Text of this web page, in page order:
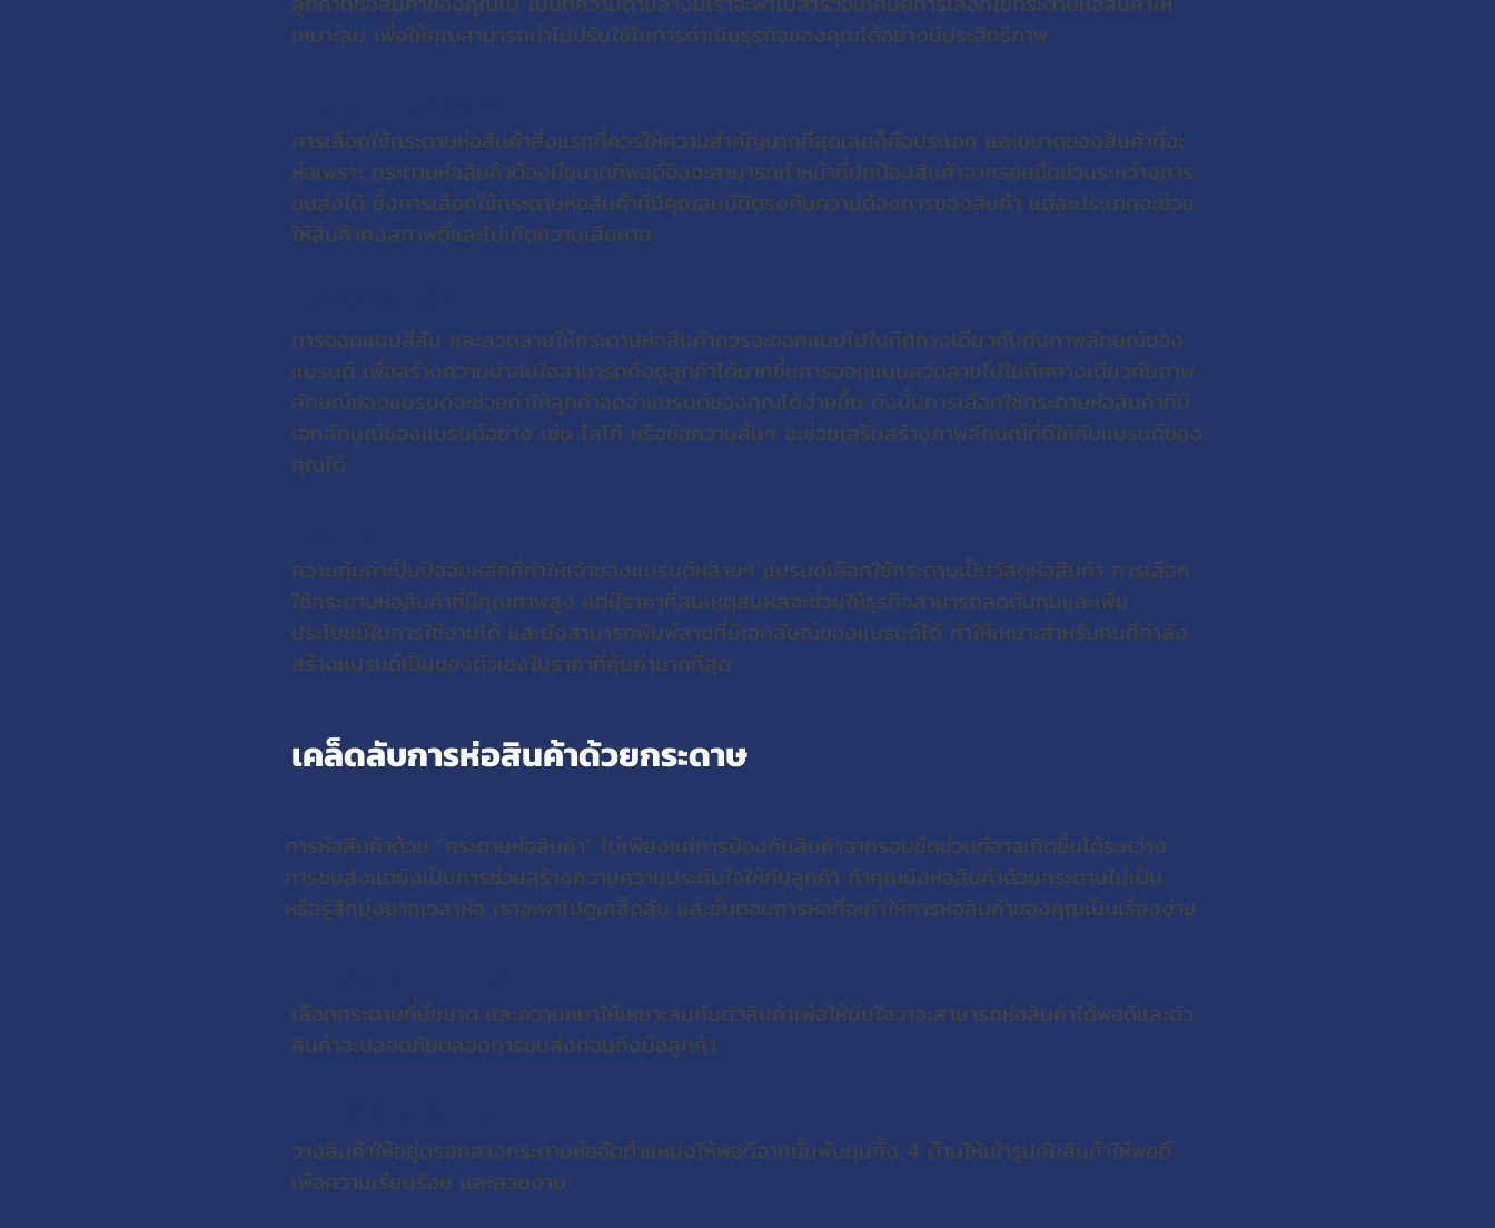
เหมาะสม เพื่อให้คุณสามารถนำไปปรับใช้ในการดำเนินธุรกิจของคุณได้อย่างมีประสิทธิภาพ
การเลือกใช้กระดาษห่อสินค้าสิ่งแรกที่ควรให้ความสำคัญมากที่สุดเลยก็คือประเภท และขนาดของสินค้าที่จะ
ห่อเพราะ กระดาษห่อสินค้าต้องมีขนาดที่พอดีจึงจะสามารถทำหน้าที่ปกป้องสินค้าจากรอยขีดข่วนระหว่างการ
ขนส่งได้ ซึ่งการเลือกใช้กระดาษห่อสินค้าที่มีคุณสมบัติตรงกับความต้องการของสินค้า แต่ละประเภทจะช่วย
ให้สินค้าคงสภาพดีและไม่เกิดความเสียหาย
การออกแบบสีสัน และลวดลายให้กระดาษห่อสินค้าควรจะออกแบบไปในทิศทางเดียวกันกับภาพลักษณ์ของ
แบรนด์ เพื่อสร้างความน่าสนใจสามารถดึงดูลูกค้าได้มากขึ้นการออกแบบลวดลายไปในทิศทางเดียวกับภาพ
ลักษณ์ของแบรนด์จะช่วยทำให้ลูกค้าจดจำแบรนด์ของคุณได้ง่ายขึ้น ดังนั้นการเลือกใช้กระดาษห่อสินค้าที่มี
เอกลักษณ์ของแบรนด์อย่าง เช่น โลโก้ หรือข้อความสั้นๆ จะช่วยเสริมสร้างภาพลักษณ์ที่ดีให้กับแบรนด์ของ
คุณได้
ความคุ้มค่าเป็นปัจจัยหลักที่ทำให้เจ้าของแบรนด์หลายๆ แบรนด์เลือกใช้กระดาษเป็นวัสดุห่อสินค้า การเลือก
ใช้กระดาษห่อสินค้าที่มีคุณภาพสูง แต่มีราคาที่สมเหตุสมผลจะช่วยให้ธุรกิจสามารถลดต้นทุนและเพิ่ม
ประโยชน์ในการใช้งานได้ และยังสามารถพิมพ์ลายที่มีเอกลัษณ์ของแบรนด์ได้ ทำให้เหมาะสำหรับคนที่กำลัง
สร้างแบรนด์เป็นของตัวเองในราคาที่คุ้มค่ามากที่สุด
เคล็ดลับการห่อสินค้าด้วยกระดาษ
การห่อสินค้าด้วย "กระดาษห่อสินค้า" ไม่เพียงแค่การป้องกันสินค้าจากรอยขีดข่วนที่อาจเกิดขึ้นได้ระหว่าง
การขนส่งแต่ยังเป็นการช่วยสร้างความความประทับใจให้กับลูกค้า ถ้าคุณยังห่อสินค้าด้วยกระดาษไม่เป็น
หรือรู้สึกยุ่งยากเวลาห่อ เราจะพาไปดูเคล็ดลับ และขั้นตอนการห่อที่จะทำให้การห่อสินค้าของคุณเป็นเรื่องง่าย
เลือกกระดาษที่มีขนาด และความหนาให้เหมาะสมกับตัวสินค้าเพื่อให้มั่นใจว่าจะสามารถห่อสินค้าได้พอดีและตัว
สินค้าจะปลอดภัยตลอดการขนส่งก่อนถึงมือลูกค้า
วางสินค้าให้อยู่ตรงกลางกระดาษห่อจัดตำแหน่งให้พอดีจากนั้นพับมุมทั้ง 4 ด้านให้เข้ารูปกับสินค้าให้พอดี
เพื่อความเรียบร้อย และสวยงาม